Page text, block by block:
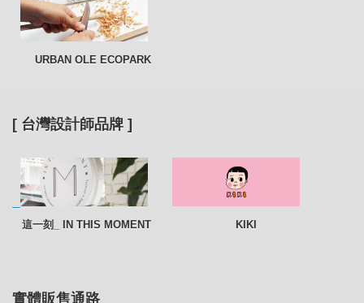
URBAN OLE ECOPARK
[ 台灣設計師品牌 ]
這一刻_ IN THIS MOMENT KIKI
實體販售通路